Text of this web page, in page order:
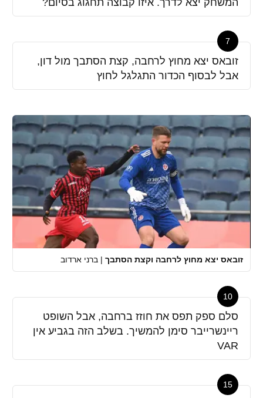
7
זובאס יצא מחוץ לרחבה, קצת הסתבך מול דון,
אבל לבסוף הכדור התגלגל לחוץ
זובאס יצא מחוץ לרחבה וקצת הסתבך | ברני ארדוב
10
סלם ספק תפס את חוזז ברחבה, אבל השופט
ריינשרייבר סימן להמשיך. בשלב הזה בגביע אין
VAR
15